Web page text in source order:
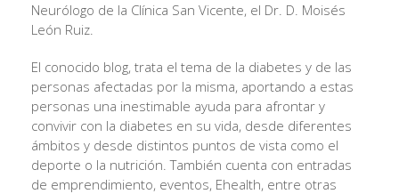
Neurólogo de la Clínica San Vicente, el Dr. D. Moisés
León Ruiz.
El conocido blog, trata el tema de la diabetes y de las
personas afectadas por la misma, aportando a estas
personas una inestimable ayuda para afrontar y
convivir con la diabetes en su vida, desde diferentes
ámbitos y desde distintos puntos de vista como el
deporte o la nutrición. También cuenta con entradas
de emprendimiento, eventos, Ehealth, entre otras